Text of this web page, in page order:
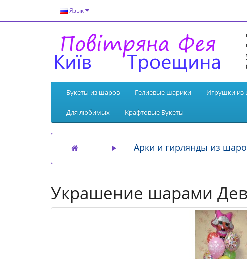
Язык
Букеты из шаров Гелиевые шарики Игрушки из
Для любимых Крафтовые Букеты
Арки и гирлянды из
Украшение шарами